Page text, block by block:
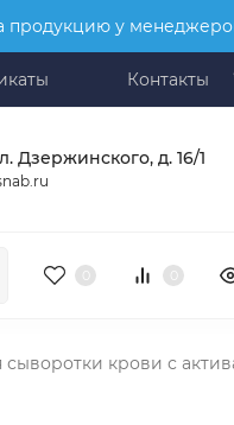
продукцию у
Контакты
Дзержинского, д. 16/1
крови с